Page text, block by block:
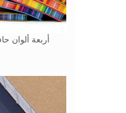
أربعة ألوان